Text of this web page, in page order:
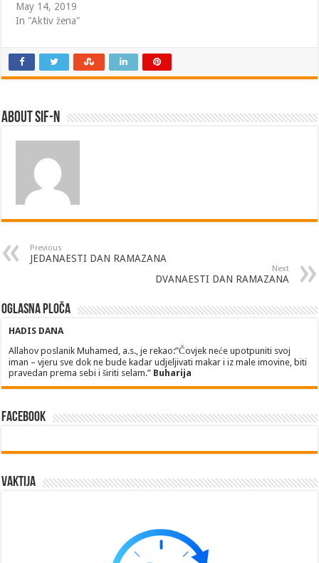
May 14, 2019
In "Aktiv žena"
About SIF-N
Previous
JEDANAESTI DAN RAMAZANA
Next
DVANAESTI DAN RAMAZANA
Oglasna ploča
HADIS DANA
Allahov poslanik Muhamed, a.s., je rekao:”Čovjek neće upotpuniti svoj
iman – vjeru sve dok ne bude kadar udjeljivati makar i iz male imovine, biti
pravedan prema sebi i širiti selam.” Buharija
Facebook
Vaktija